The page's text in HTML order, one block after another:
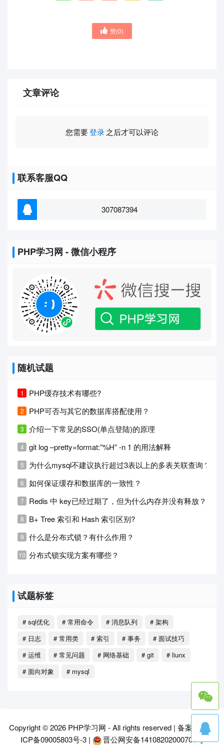
赞(0)
文章评论
您需要登录之后才可以评论
联系客服QQ
307087394
PHP学习网 - 微信小程序
随机试题
PHP缓存技术有哪些?
PHP可否与其它的数据库搭配使用？
介绍一下常见的SSO(单点登陆)的原理
git log –pretty=format:”%H” -n 1 的用法解释
为什么mysql不建议执行超过3表以上的多表关联查询？
如何保证缓存和数据库的一致性？
Redis 中 key已经过期了，但为什么内存并没有释放？
B+ Tree 索引和 Hash 索引区别?
什么是分布式锁？有什么作用？
分布式锁实现方案有哪些？
试题标签
# sql优化 # 常用命令 # 消息队列
# 架构
# 日志
# 常用类 # 索引 # 事务
# 面试技巧
# 运维
# 常见问题 # 网络基础 # git
# liunx
# 面向对象
# mysql
Copyright © 2026 PHP学习网 - All rights reserved | 备案号：晋
ICP备09005803号-3| 晋公网安备14108202000701号